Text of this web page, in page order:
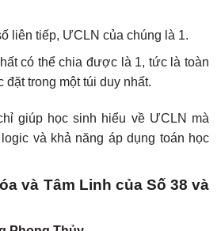
liên tiếp, ƯCLN của chúng là 1.
có thể chia được là 1, tức là toàn
đặt trong một túi duy nhất.
giúp học sinh hiểu về ƯCLN mà
và khả năng áp dụng toán học
và Tâm Linh của Số 38 và